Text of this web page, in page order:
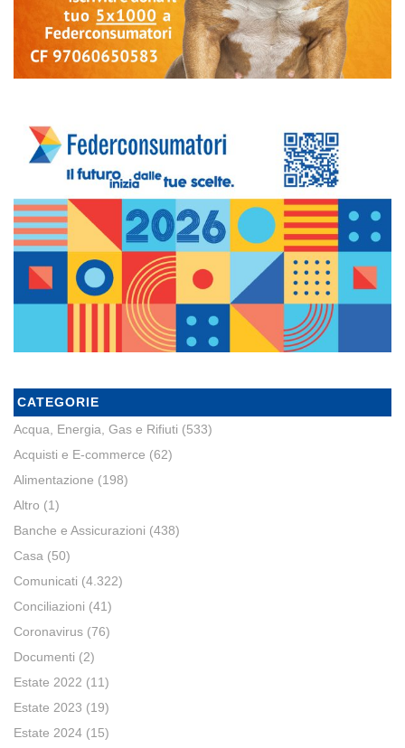
CATEGORIE
Acqua, Energia, Gas e Rifiuti (533)
Acquisti e E-commerce (62)
Alimentazione (198)
Altro (1)
Banche e Assicurazioni (438)
Casa (50)
Comunicati (4.322)
Conciliazioni (41)
Coronavirus (76)
Documenti (2)
Estate 2022 (11)
Estate 2023 (19)
Estate 2024 (15)